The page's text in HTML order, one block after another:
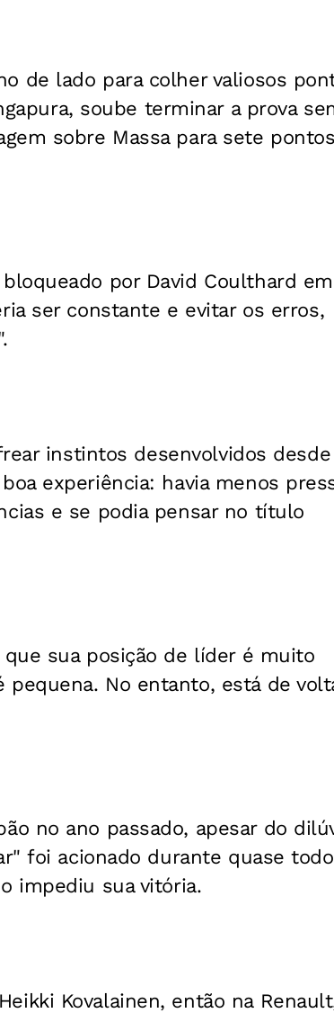
de lado para colher valiosos
soube terminar a prova
sobre Massa para sete pontos
por David Coulthard em
ser constante e evitar os erros,
instintos desenvolvidos
experiência: havia menos
e se podia pensar no título
sua posição de líder é muito
pequena. No entanto, está de
no ano passado, apesar do
foi acionado durante quase
impediu sua vitória.
Kovalainen, então na